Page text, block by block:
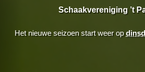
Schaakvereniging ’t
Het nieuwe seizoen start weer op